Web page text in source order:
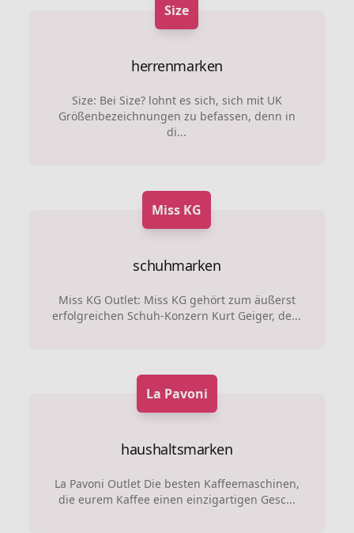
Size
herrenmarken
Size: Bei Size? lohnt es sich, sich mit UK
Größenbezeichnungen zu befassen, denn in
di...
Miss KG
schuhmarken
Miss KG Outlet: Miss KG gehört zum äußerst
erfolgreichen Schuh-Konzern Kurt Geiger, de...
La Pavoni
haushaltsmarken
La Pavoni Outlet Die besten Kaffeemaschinen,
die eurem Kaffee einen einzigartigen Gesc...